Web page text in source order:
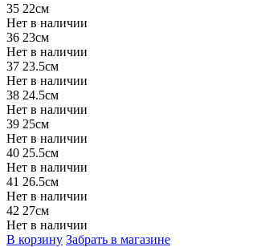
35 22см
Нет в наличии
36 23см
Нет в наличии
37 23.5см
Нет в наличии
38 24.5см
Нет в наличии
39 25см
Нет в наличии
40 25.5см
Нет в наличии
41 26.5см
Нет в наличии
42 27см
Нет в наличии
В корзину Забрать в магазине